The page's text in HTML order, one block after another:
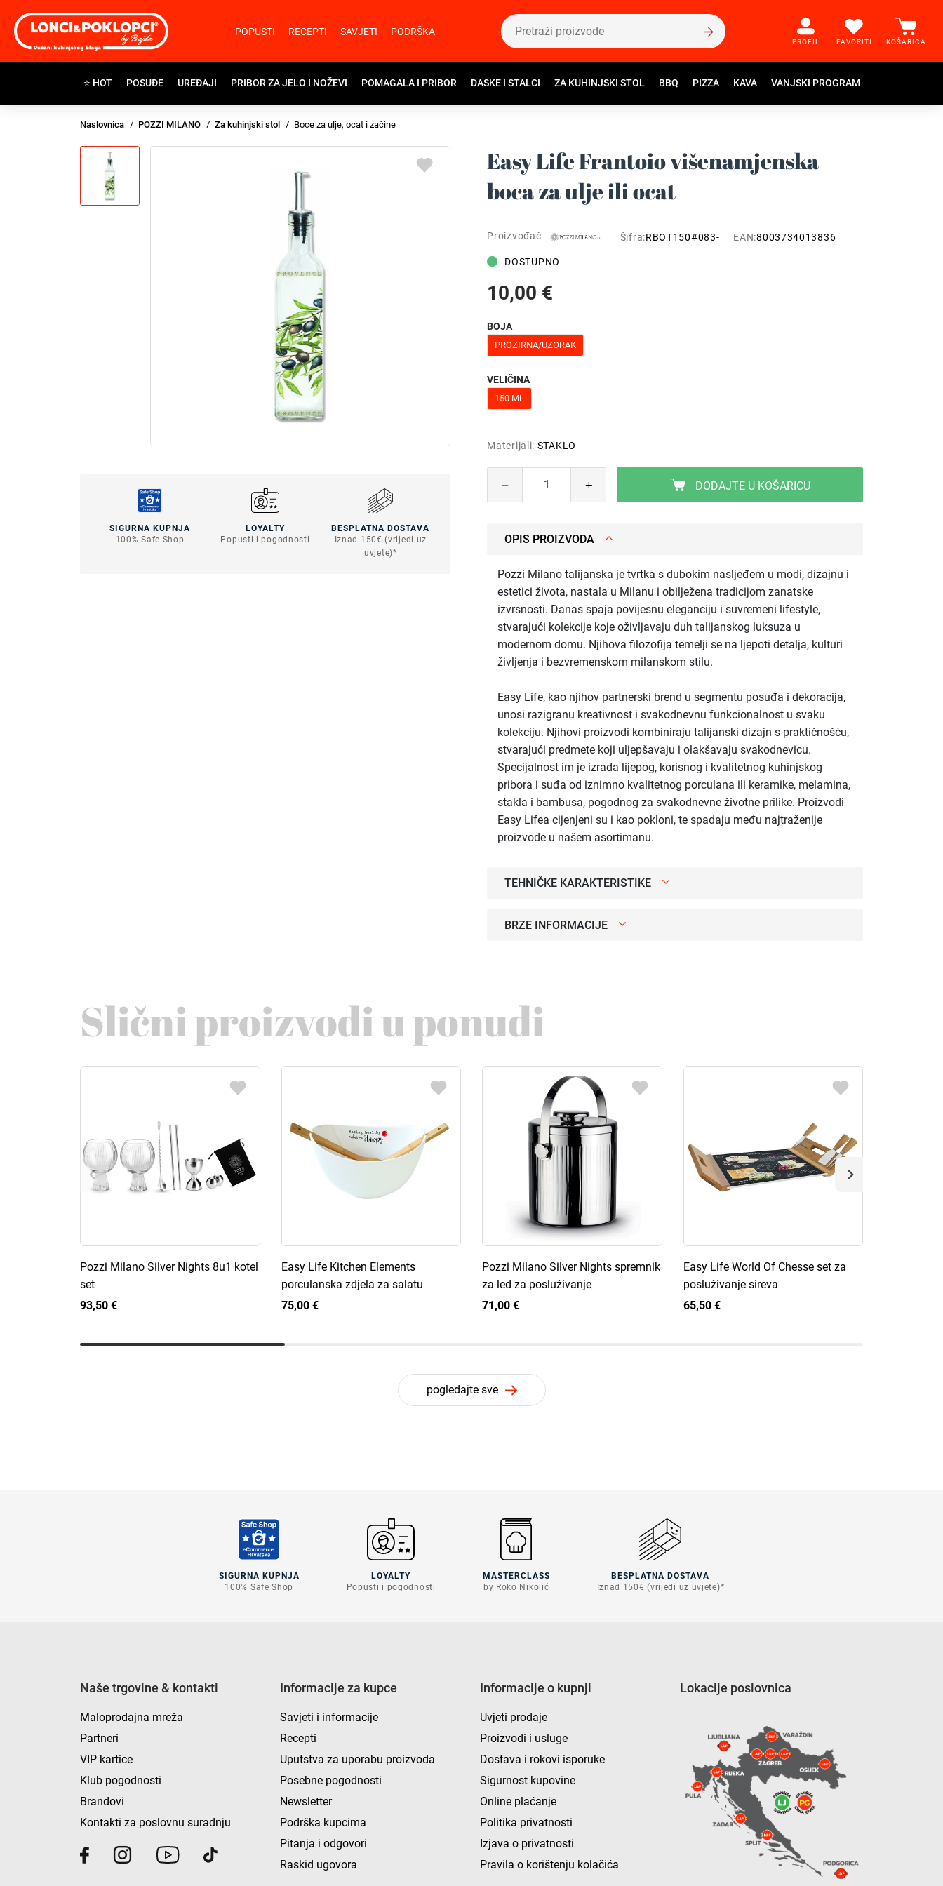
POPUSTI RECEPTI SAVJETI PODRŠKA
PROFIL FAVORITI KOŠARICA
⭐ HOT POSUĐE UREĐAJI PRIBOR ZA JELO I NOŽEVI POMAGALA I PRIBOR DASKE I STALCI ZA KUHINJSKI STOL BBQ PIZZA KAVA VANJSKI PROGRAM
Naslovnica POZZI MILANO Za kuhinjski stol Boce za ulje, ocat i začine
SIGURNA KUPNJA
100% Safe Shop
LOYALTY
Popusti i pogodnosti
BESPLATNA DOSTAVA
Iznad 150€ (vrijedi uz
uvjete)*
Easy Life Frantoio višenamjenska
boca za ulje ili ocat
Proizvođač: Šifra:RBOT150#083- EAN:8003734013836
DOSTUPNO
10,00 €
BOJA
PROZIRNA/UZORAK
VELIČINA
150 ML
Materijali: STAKLO
DODAJTE U KOŠARICU
OPIS PROIZVODA
Pozzi Milano talijanska je tvrtka s dubokim nasljeđem u modi, dizajnu i
estetici života, nastala u Milanu i obilježena tradicijom zanatske
izvrsnosti. Danas spaja povijesnu eleganciju i suvremeni lifestyle,
stvarajući kolekcije koje oživljavaju duh talijanskog luksuza u
modernom domu. Njihova filozofija temelji se na ljepoti detalja, kulturi
življenja i bezvremenskom milanskom stilu.
Easy Life, kao njihov partnerski brend u segmentu posuđa i dekoracija,
unosi razigranu kreativnost i svakodnevnu funkcionalnost u svaku
kolekciju. Njihovi proizvodi kombiniraju talijanski dizajn s praktičnošću,
stvarajući predmete koji uljepšavaju i olakšavaju svakodnevicu.
Specijalnost im je izrada lijepog, korisnog i kvalitetnog kuhinjskog
pribora i suđa od iznimno kvalitetnog porculana ili keramike, melamina,
stakla i bambusa, pogodnog za svakodnevne životne prilike. Proizvodi
Easy Lifea cijenjeni su i kao pokloni, te spadaju među najtraženije
proizvode u našem asortimanu.
TEHNIČKE KARAKTERISTIKE
BRZE INFORMACIJE
Slični proizvodi u ponudi
Pozzi Milano Silver Nights 8u1 kotel
set
93,50 €
Easy Life Kitchen Elements
porculanska zdjela za salatu
75,00 €
Pozzi Milano Silver Nights spremnik
za led za posluživanje
71,00 €
Easy Life World Of Chesse set za
posluživanje sireva
65,50 €
pogledajte sve
SIGURNA KUPNJA
100% Safe Shop
LOYALTY
Popusti i pogodnosti
MASTERCLASS
by Roko Nikolić
BESPLATNA DOSTAVA
Iznad 150€ (vrijedi uz uvjete)*
Naše trgovine & kontakti
Maloprodajna mreža
Partneri
VIP kartice
Klub pogodnosti
Brandovi
Kontakti za poslovnu suradnju
Informacije za kupce
Savjeti i informacije
Recepti
Uputstva za uporabu proizvoda
Posebne pogodnosti
Newsletter
Podrška kupcima
Pitanja i odgovori
Raskid ugovora
Informacije o kupnji
Uvjeti prodaje
Proizvodi i usluge
Dostava i rokovi isporuke
Sigurnost kupovine
Online plaćanje
Politika privatnosti
Izjava o privatnosti
Pravila o korištenju kolačića
Lokacije poslovnica